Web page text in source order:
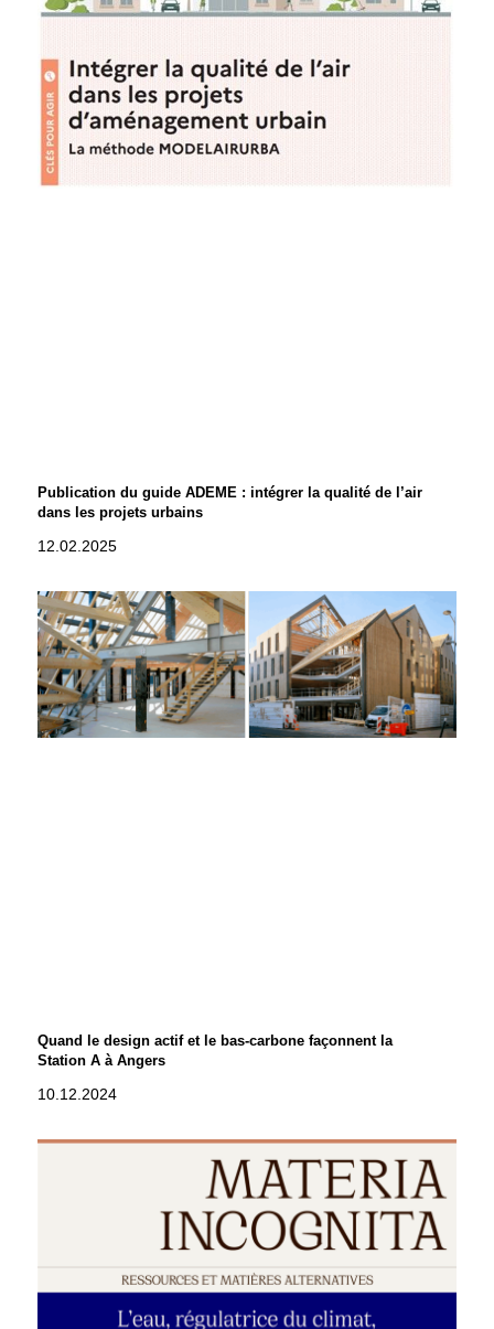
Publication du guide ADEME : intégrer la qualité de l’air
dans les projets urbains
12.02.2025
Quand le design actif et le bas-carbone façonnent la
Station A à Angers
10.12.2024